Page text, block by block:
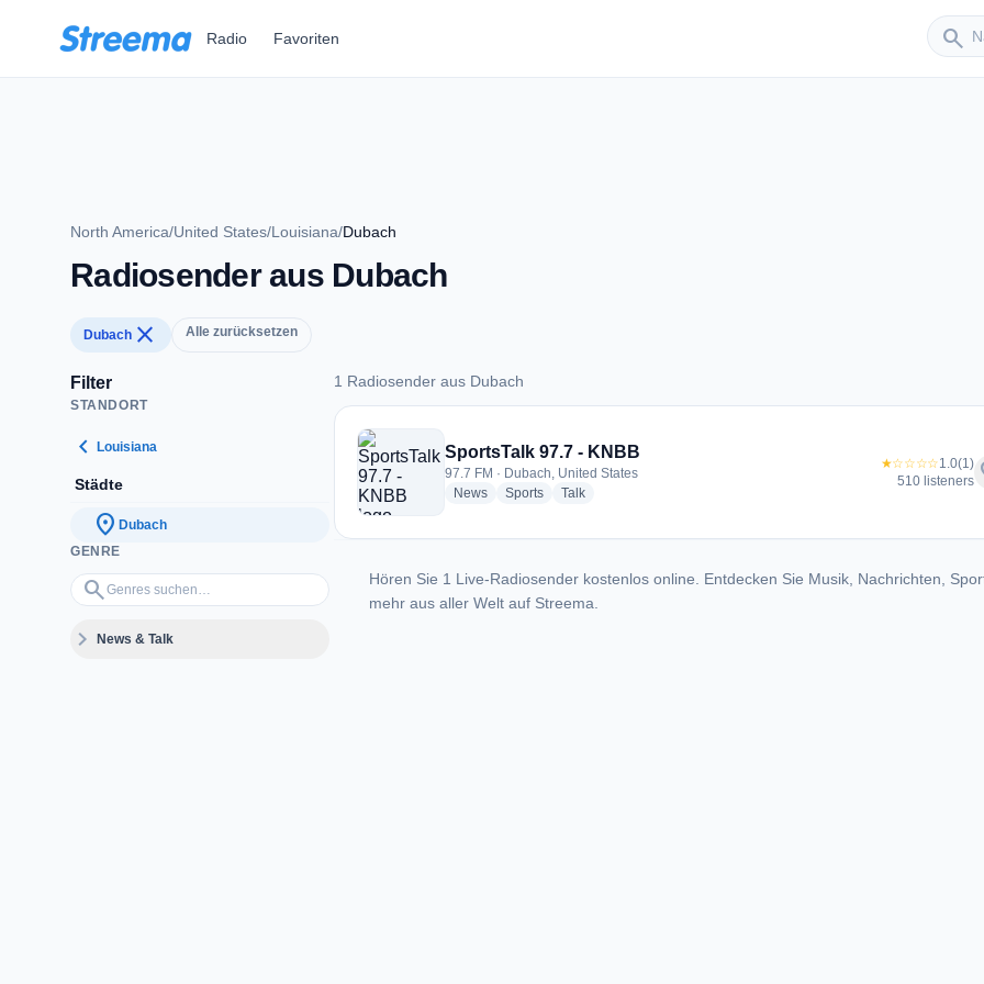
Radio Favoriten search
Sender
North America/United States/Louisiana/Dubach
Radiosender aus Dubach
Dubach close Alle zurücksetzen
Filter
STANDORT
chevron_left Louisiana
Städte
location_on Dubach
GENRE
search
Genres suchen…
expand_moreNews & Talk
1 Radiosender aus Dubach
1 Radiosender aus Dubach
SportsTalk 97.7 - KNBB
97.7 FM · Dubach, United States
Newsradio stations
Sportsradio stations
Talkradio stations
★☆☆☆☆1.0(1)
510 listeners
Hören Sie 1 Live-Radiosender kostenlos online. Entdecken Sie Musik, Nachrichten,
mehr aus aller Welt auf Streema.